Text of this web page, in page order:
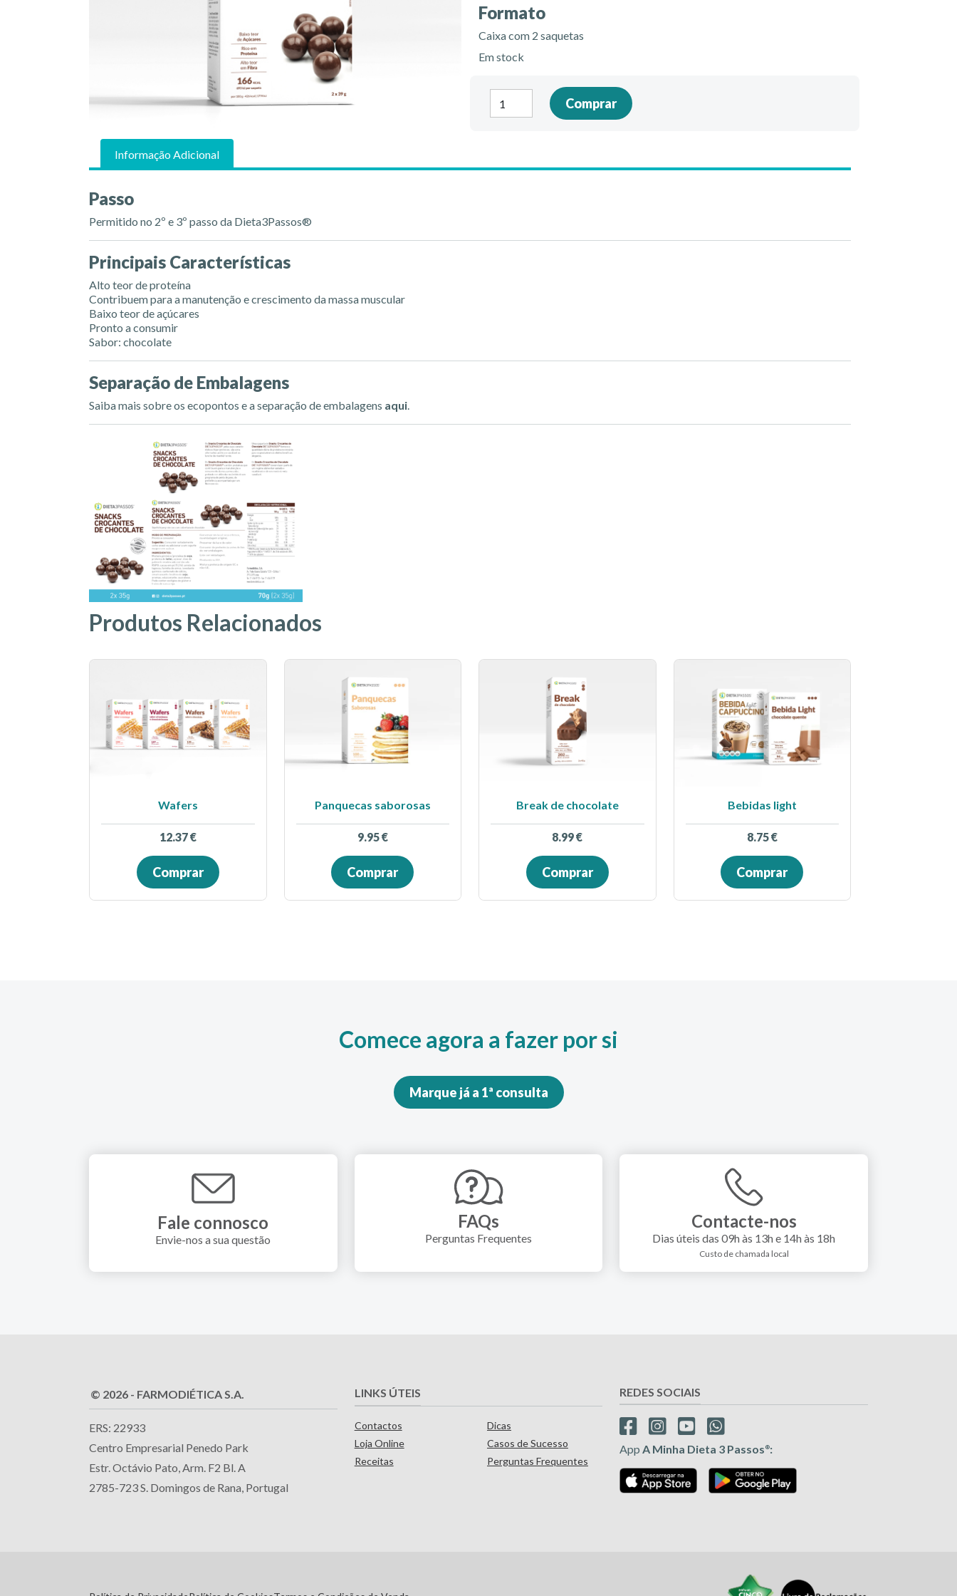
Formato
Caixa com 2 saquetas
Em stock
Comprar
Informação Adicional
Passo
Permitido no 2º e 3º passo da Dieta3Passos®
Principais Características
Alto teor de proteína
Contribuem para a manutenção e crescimento da massa muscular
Baixo teor de açúcares
Pronto a consumir
Sabor: chocolate
Separação de Embalagens
Saiba mais sobre os ecopontos e a separação de embalagens aqui.
Produtos Relacionados
Wafers
12.37€
Comprar
Panquecas saborosas
9.95€
Comprar
Break de chocolate
8.99€
Comprar
Bebidas light
8.75€
Comprar
Comece agora a fazer por si
Marque já a 1ª consulta
Fale connosco
Envie-nos a sua questão
FAQs
Perguntas Frequentes
Contacte-nos
Dias úteis das 09h às 13h e 14h às 18h
Custo de chamada local
© 2026 - FARMODIÉTICA S.A.
ERS: 22933
Centro Empresarial Penedo Park
Estr. Octávio Pato, Arm. F2 Bl. A
2785-723 S. Domingos de Rana, Portugal
LINKS ÚTEIS
Contactos
Loja Online
Receitas
Dicas
Casos de Sucesso
Perguntas Frequentes
REDES SOCIAIS
App A Minha Dieta 3 Passos ®: